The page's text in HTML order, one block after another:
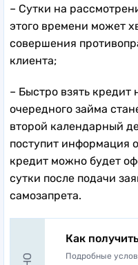
– Сутки на
этого времени может
совершения
клиента;
– Быстро взять
очередного займа
второй календарный
поступит информация
кредит можно будет
сутки после подачи
самозапрета.
Как
Подробные